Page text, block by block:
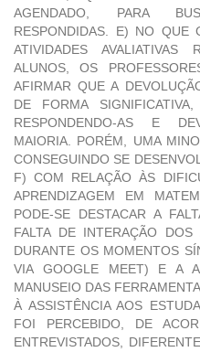
AGENDADO, PARA
RESPONDIDAS. E) NO QUE
ATIVIDADES
ALUNOS, OS
AFIRMAR QUE A
DE FORMA
RESPONDENDO-AS E
MAIORIA. PORÉM, UMA
CONSEGUINDO SE
F) COM RELAÇÃO ÀS
APRENDIZAGEM EM
PODE-SE DESTACAR A
FALTA DE INTERAÇÃO
DURANTE OS MOMENTOS
VIA GOOGLE MEET) E A
MANUSEIO DAS
À ASSISTÊNCIA AOS
FOI PERCEBIDO, DE
ENTREVISTADOS,